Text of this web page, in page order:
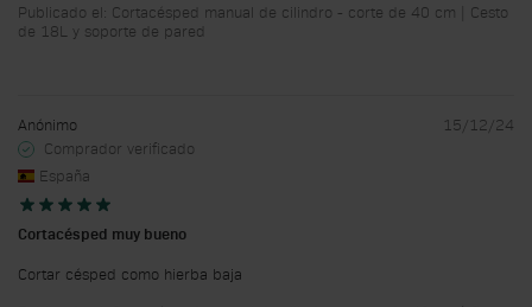
Publicado el: Cortacésped manual de cilindro - corte de 40 cm | Cesto
de 18L y soporte de pared
Anónimo
Comprador verificado
España
15/12/24
Cortacésped muy bueno
Cortar césped como hierba baja